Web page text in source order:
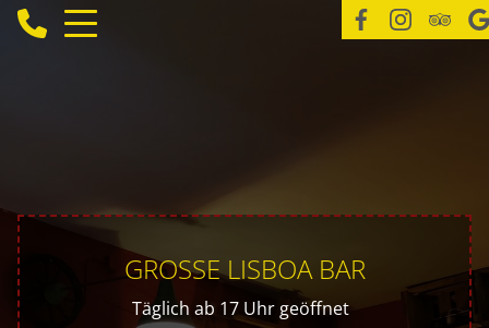
GROSSE LISBOA BAR
Täglich ab 17 Uhr geöffnet